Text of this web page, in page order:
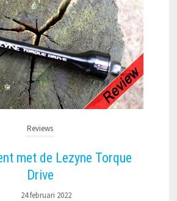
Reviews
met de Lezyne Torque
Drive
24 februari 2022